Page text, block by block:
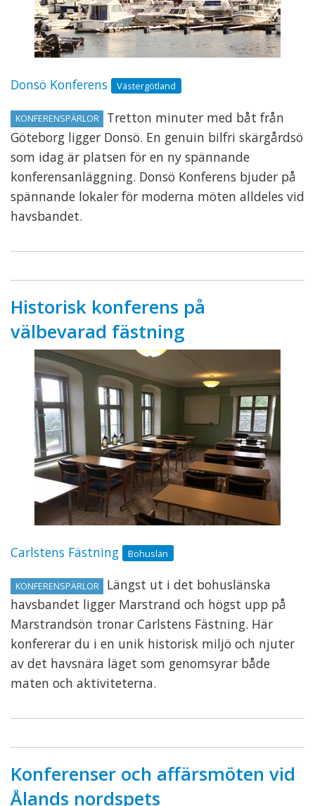
Donsö Konferens Västergötland
KONFERENSPÄRLOR
Tretton minuter med båt från
Göteborg ligger Donsö. En genuin bilfri skärgårdsö
som idag är platsen för en ny spännande
konferensanläggning. Donsö Konferens bjuder på
spännande lokaler för moderna möten alldeles vid
havsbandet.
Historisk konferens på
välbevarad fästning
Carlstens Fästning Bohuslän
KONFERENSPÄRLOR
Längst ut i det bohuslänska
havsbandet ligger Marstrand och högst upp på
Marstrandsön tronar Carlstens Fästning. Här
konfererar du i en unik historisk miljö och njuter
av det havsnära läget som genomsyrar både
maten och aktiviteterna.
Konferenser och affärsmöten vid
Ålands nordspets